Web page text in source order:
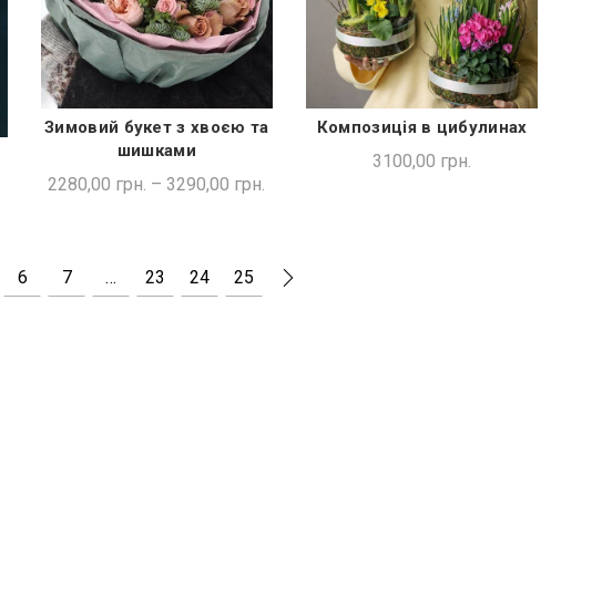
ШВИДКА ПОКУПКА
Зимовий букет з хвоєю та
шишками
2280,00 грн. –3290,00 грн.
ДОДАТИ В КОШИК
Композиція в цибулинах
3100,00 грн.
6 7 … 23 24 25